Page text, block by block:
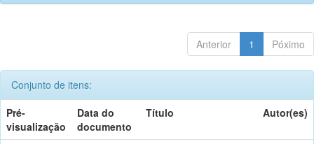
Anterior 1 Póximo
Conjunto de itens:
Pré-
visualização
Data do
documento
Título Autor(es)